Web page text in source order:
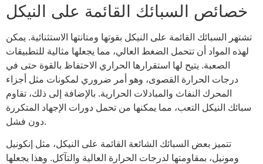
خصائص السبائك القائمة على النيكل
تشتهر السبائك القائمة على النيكل بقوتها ومتانتها الاستثنائية. يمكن
لهذه المواد أن تتحمل الضغط العالي، مما يجعلها مثالية للتطبيقات
الصعبة. يتيح لها استقرارها الحراري الاحتفاظ بالقوة حتى في
درجات الحرارة القصوى، وهو أمر ضروري لمكونات مثل أجزاء
المحرك النفاث والمبادلات الحرارية. بالإضافة إلى ذلك، تقاوم
سبائك النيكل التعب، مما يمكنها من تحمل دورات الإجهاد المتكررة
دون فشل.
تتميز بعض السبائك الشائعة القائمة على النيكل، مثل إنكونيل
ومونيل، بمقاومتها لدرجات الحرارة العالية والتآكل. وهذا يجعلها